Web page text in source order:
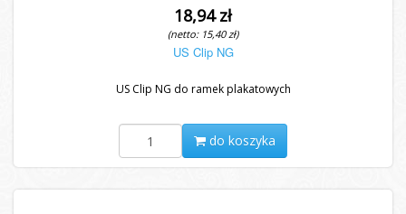
18,94 zł
(netto: 15,40 zł)
US Clip NG
US Clip NG do ramek plakatowych
do koszyka